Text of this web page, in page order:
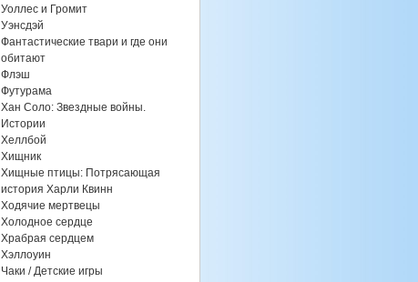
Уоллес и Громит
Уэнсдэй
Фантастические твари и где они
обитают
Флэш
Футурама
Хан Соло: Звездные войны.
Истории
Хеллбой
Хищник
Хищные птицы: Потрясающая
история Харли Квинн
Ходячие мертвецы
Холодное сердце
Храбрая сердцем
Хэллоуин
Чаки / Детские игры